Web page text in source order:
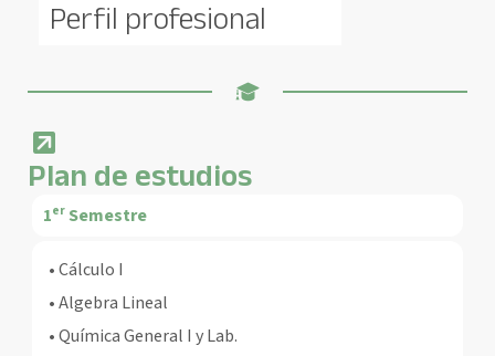
Perfil profesional
Plan de estudios
1ᵉʳ Semestre
• Cálculo I
• Algebra Lineal
• Química General I y Lab.